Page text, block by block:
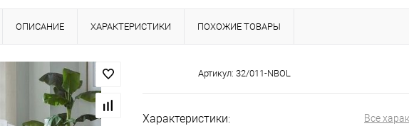
ОПИСАНИЕ ХАРАКТЕРИСТИКИ ПОХОЖИЕ ТОВАРЫ
Артикул: 32/011-NBOL
Характеристики: Все